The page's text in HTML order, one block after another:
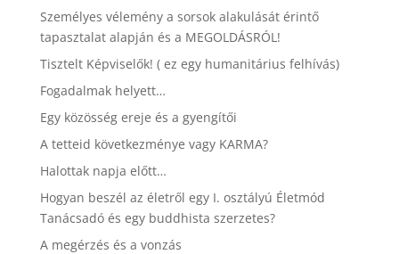
Személyes vélemény a sorsok alakulását érintő
tapasztalat alapján és a MEGOLDÁSRÓL!
Tisztelt Képviselők! ( ez egy humanitárius felhívás)
Fogadalmak helyett…
Egy közösség ereje és a gyengítői
A tetteid következménye vagy KARMA?
Halottak napja előtt…
Hogyan beszél az életről egy I. osztályú Életmód
Tanácsadó és egy buddhista szerzetes?
A megérzés és a vonzás